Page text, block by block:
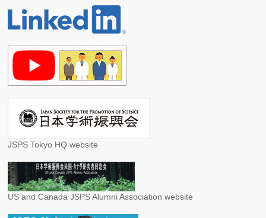
JSPS Tokyo HQ website
US and Canada JSPS Alumni Association website